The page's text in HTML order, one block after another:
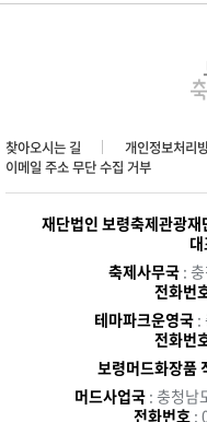
찾아오시는 길 개인정보처리
이메일 주소 무단 수집 거부
재단법인 보령축제관광재
축제사무국 :
전화번
테마파크운영국 :
전화번
보령머드화장품
머드사업국 : 충청남
전화번호 :